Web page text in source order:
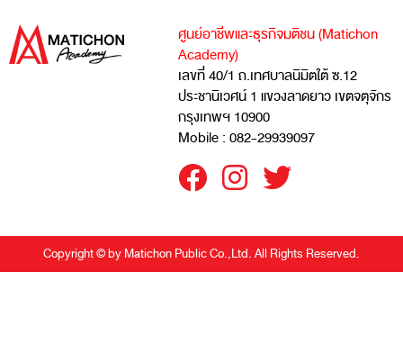
ศูนย์อาชีพและธุรกิจมติชน (Matichon
Academy)
เลขที่ 40/1 ถ.เทศบาลนิมิตใต้ ซ.12
ประชานิเวศน์ 1 แขวงลาดยาว เขตจตุจักร
กรุงเทพฯ 10900
Mobile : 082-29939097
Copyright © by Matichon Public Co.,Ltd. All Rights Reserved.